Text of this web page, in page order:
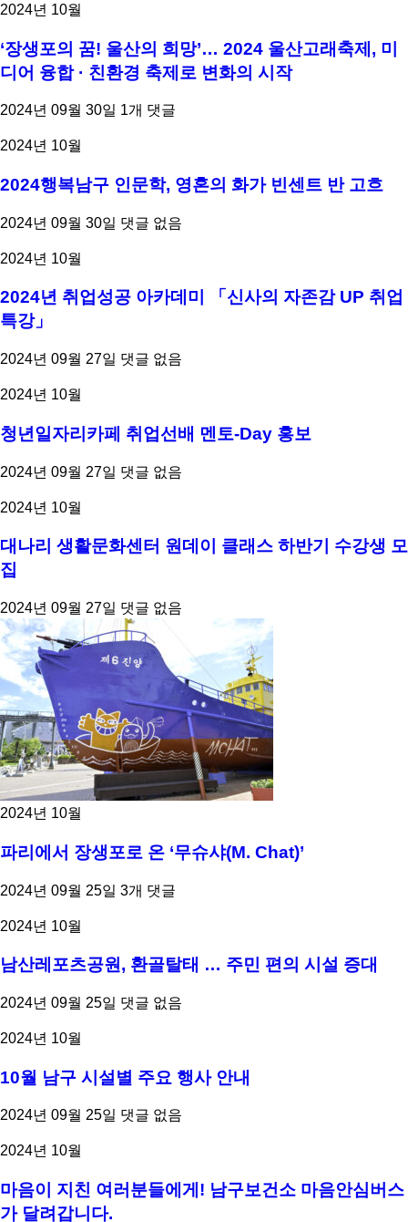
2024년 10월
‘장생포의 꿈! 울산의 희망’… 2024 울산고래축제, 미
디어 융합 · 친환경 축제로 변화의 시작
2024년 09월 30일 1개 댓글
2024년 10월
2024행복남구 인문학, 영혼의 화가 빈센트 반 고흐
2024년 09월 30일 댓글 없음
2024년 10월
2024년 취업성공 아카데미 「신사의 자존감 UP 취업
특강」
2024년 09월 27일 댓글 없음
2024년 10월
청년일자리카페 취업선배 멘토-Day 홍보
2024년 09월 27일 댓글 없음
2024년 10월
대나리 생활문화센터 원데이 클래스 하반기 수강생 모
집
2024년 09월 27일 댓글 없음
2024년 10월
파리에서 장생포로 온 ‘무슈샤(M. Chat)’
2024년 09월 25일 3개 댓글
2024년 10월
남산레포츠공원, 환골탈태 … 주민 편의 시설 증대
2024년 09월 25일 댓글 없음
2024년 10월
10월 남구 시설별 주요 행사 안내
2024년 09월 25일 댓글 없음
2024년 10월
마음이 지친 여러분들에게! 남구보건소 마음안심버스
가 달려갑니다.